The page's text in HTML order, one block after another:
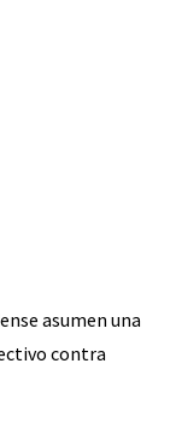
asumen una
contra